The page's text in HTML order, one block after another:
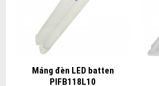
Máng đèn LED batten
PIFB118L10